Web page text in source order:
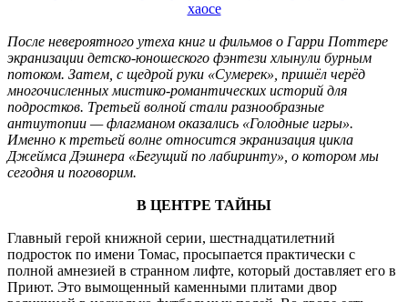
После невероятного утеха книг и фильмов о Гарри Поттере
экранизации детско-юношеского фэнтези хлынули бурным
потоком. Затем, с щедрой руки «Сумерек», пришёл черёд
многочисленных мистико-романтических историй для
подростков. Третьей волной стали разнообразные
антиутопии — флагманом оказались «Голодные игры».
Именно к третьей волне относится экранизация цикла
Джеймса Дэшнера «Бегущий по лабиринту», о котором мы
сегодня и поговорим.
В ЦЕНТРЕ ТАЙНЫ
Главный герой книжной серии, шестнадцатилетний
подросток по имени Томас, просыпается практически с
полной амнезией в странном лифте, который доставляет его в
Приют. Это вымощенный каменными плитами двор